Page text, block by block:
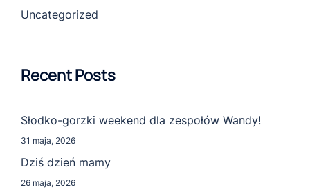
Uncategorized
Recent Posts
Słodko-gorzki weekend dla zespołów Wandy!
31 maja, 2026
Dziś dzień mamy
26 maja, 2026